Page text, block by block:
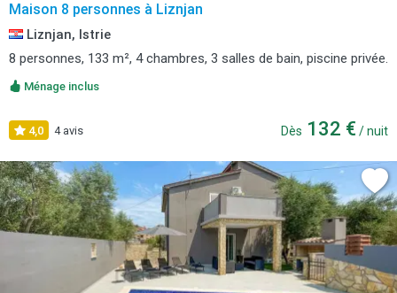
Maison 8 personnes à Liznjan
Liznjan, Istrie
8 personnes, 133 m², 4 chambres, 3 salles de bain, piscine privée.
Ménage inclus
4,0 4 avis Dès 132 € / nuit